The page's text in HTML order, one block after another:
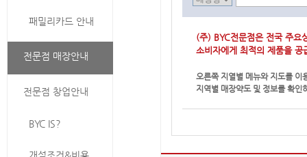
패밀리카드 안내
전문점 매장안내
전문점 창업안내
BYC IS?
(주) BYC전문점은 전국 주요
소비자에게 최적의 제품을 공
오른쪽 지열별 메뉴와 지도를 이
지역별 매장약도 및 정보를 확인